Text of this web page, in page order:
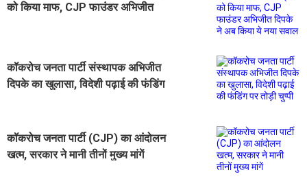
को किया माफ, CJP फाउंडर अभिजीत
कॉकरोच जनता पार्टी संस्थापक अभिजीत
दिपके का खुलासा, विदेशी पढ़ाई की फंडिंग
कॉकरोच जनता पार्टी (CJP) का आंदोलन
खत्म, सरकार ने मानी तीनों मुख्य मांगें